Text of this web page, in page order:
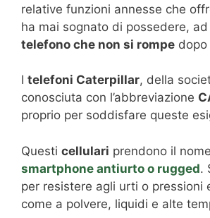
relative funzioni annesse che
ha mai sognato di possedere,
telefono che non si rompe
I telefoni Caterpillar, della
conosciuta con l’abbreviazione
proprio per soddisfare queste
Questi cellulari prendono il
smartphone antiurto o rugged.
per resistere agli urti o pressioni
come a polvere, liquidi e alte